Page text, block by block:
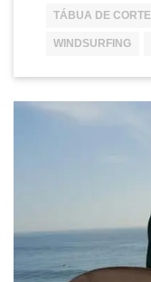
TÁBUA DE CORTE
WINDSURFING